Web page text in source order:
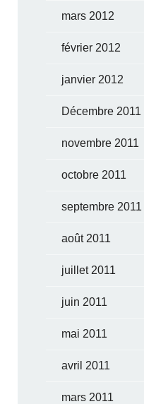
mars 2012
février 2012
janvier 2012
Décembre 2011
novembre 2011
octobre 2011
septembre 2011
août 2011
juillet 2011
juin 2011
mai 2011
avril 2011
mars 2011